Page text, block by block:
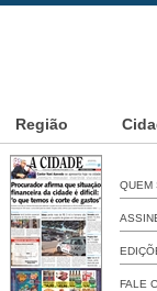
Região
QUEM
FALE